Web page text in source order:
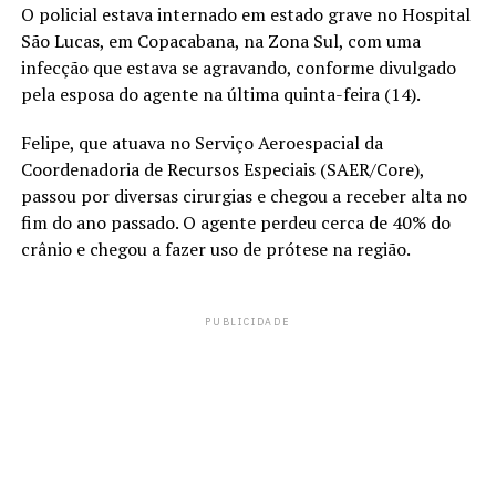
O policial estava internado em estado grave no Hospital
São Lucas, em Copacabana, na Zona Sul, com uma
infecção que estava se agravando, conforme divulgado
pela esposa do agente na última quinta-feira (14).
Felipe, que atuava no Serviço Aeroespacial da
Coordenadoria de Recursos Especiais (SAER/Core),
passou por diversas cirurgias e chegou a receber alta no
fim do ano passado. O agente perdeu cerca de 40% do
crânio e chegou a fazer uso de prótese na região.
PUBLICIDADE